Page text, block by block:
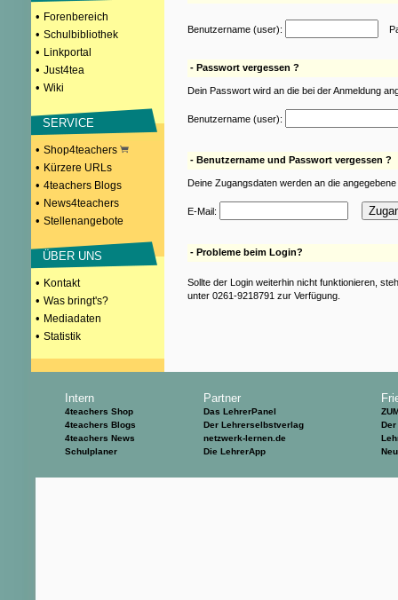
• Forenbereich
• Schulbibliothek
• Linkportal
• Just4tea
• Wiki
SERVICE
• Shop4teachers
• Kürzere URLs
• 4teachers Blogs
• News4teachers
• Stellenangebote
ÜBER UNS
• Kontakt
• Was bringt's?
• Mediadaten
• Statistik
Benutzername (user):
- Passwort vergessen ?
Dein Passwort wird an die bei der Anmeldung
Benutzername (user):
- Benutzername und Passwort vergessen ?
Deine Zugangsdaten werden an die
E-Mail:
- Probleme beim Login?
Sollte der Login weiterhin nicht funktionieren,
unter 0261-9218791 zur Verfügung.
Intern
4teachers Shop
4teachers Blogs
4teachers News
Schulplaner
Partner
Das LehrerPanel
Der Lehrerselbstverlag
netzwerk-lernen.de
Die LehrerApp